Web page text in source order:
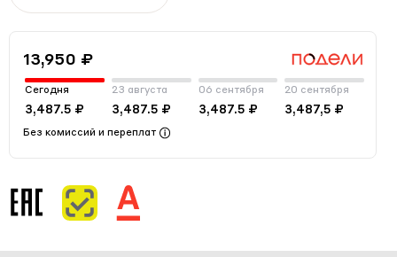
13,950 ₽
Сегодня
3,487.5 ₽
23 августа
3,487.5 ₽
06 сентября
3,487.5 ₽
20 сентября
3,487,5 ₽
Без комиссий и переплат